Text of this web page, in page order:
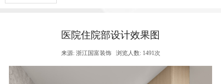
医院住院部设计效果图
来源: 浙江国富装饰 浏览人数: 1491次